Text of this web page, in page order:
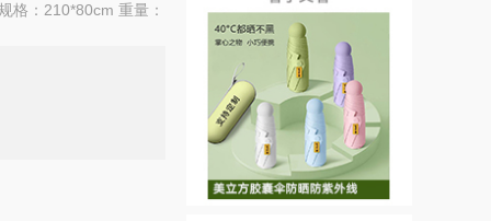
格：210*80cm 重量：